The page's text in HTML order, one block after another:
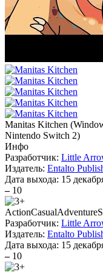
Manitas Kitchen (
Nintendo Switch 2)
Инфо
Разработчик: Little
Издатель: Entalto
Дата выхода: 15
– 10
ActionCasualAdventure
Разработчик: Little
Издатель: Entalto
Дата выхода: 15
– 10